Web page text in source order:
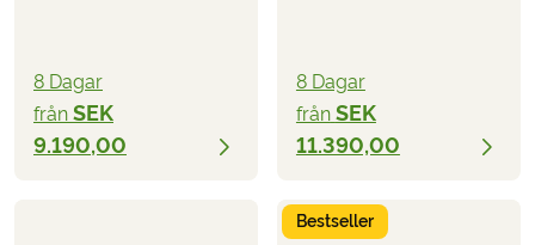
8 Dagar
från SEK
9.190,00
8 Dagar
från SEK
11.390,00
Bestseller